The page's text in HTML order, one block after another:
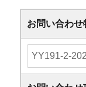
お問い合わせ